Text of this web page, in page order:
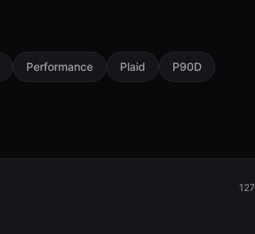
Performance Plaid P90D
127